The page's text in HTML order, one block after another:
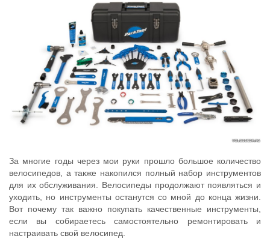
За многие годы через мои руки прошло большое количество
велосипедов, а также накопился полный набор инструментов
для их обслуживания. Велосипеды продолжают появляться и
уходить, но инструменты останутся со мной до конца жизни.
Вот почему так важно покупать качественные инструменты,
если вы собираетесь самостоятельно ремонтировать и
настраивать свой велосипед.